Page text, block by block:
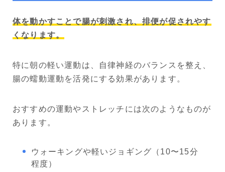
体を動かすことで腸が刺激され、排便が促されやす
くなります。
特に朝の軽い運動は、自律神経のバランスを整え、
腸の蠕動運動を活発にする効果があります。
おすすめの運動やストレッチには次のようなものが
あります。
ウォーキングや軽いジョギング（10〜15分
程度）